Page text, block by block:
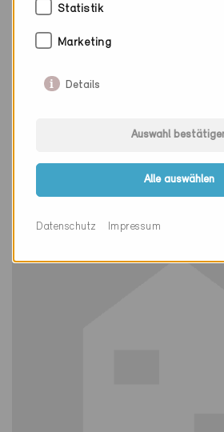
Neubau, EFH
Statistik
Marketing
Details
Auswahl
Alle auswählen
Datenschutz Impressum